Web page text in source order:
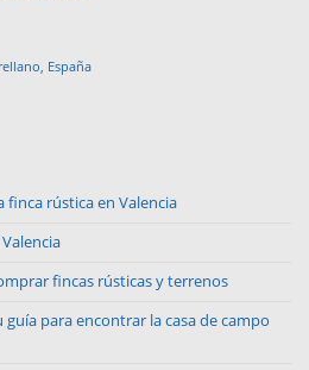
España
finca rústica en Valencia
fincas rústicas y terrenos
guía para encontrar la casa de campo